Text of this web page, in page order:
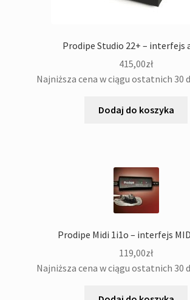
Prodipe Studio 22+ – interfejs
415,00zł
Najniższa cena w ciągu ostatnich 30
Dodaj do koszyka
Prodipe Midi 1i1o – interfejs
119,00zł
Najniższa cena w ciągu ostatnich 30